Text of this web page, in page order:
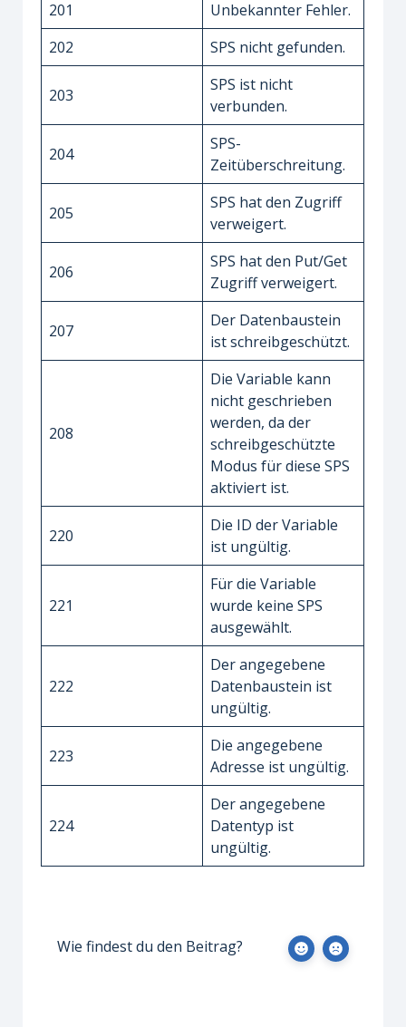
201
Unbekannter Fehler.
202
SPS nicht gefunden.
203
SPS ist nicht
verbunden.
204
SPS-
Zeitüberschreitung.
205
SPS hat den Zugriff
verweigert.
206
SPS hat den Put/Get
Zugriff verweigert.
207
Der Datenbaustein
ist schreibgeschützt.
208
Die Variable kann
nicht geschrieben
werden, da der
schreibgeschützte
Modus für diese SPS
aktiviert ist.
220
Die ID der Variable
ist ungültig.
221
Für die Variable
wurde keine SPS
ausgewählt.
222
Der angegebene
Datenbaustein ist
ungültig.
223
Die angegebene
Adresse ist ungültig.
224
Der angegebene
Datentyp ist
ungültig.
Wie findest du den Beitrag?